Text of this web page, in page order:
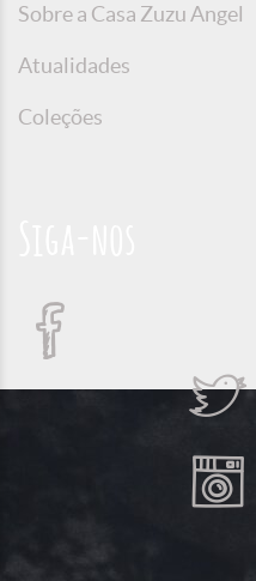
Sobre a Casa Zuzu Angel
Atualidades
Coleções